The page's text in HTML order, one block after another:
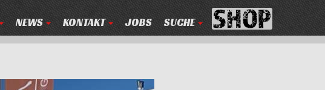
NEWS KONTAKT JOBS SUCHE